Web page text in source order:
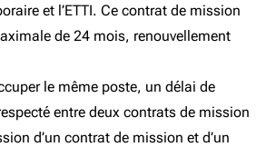
et l’ETTI. Ce contrat de mission
de 24 mois, renouvellement
le même poste, un délai de
entre deux contrats de mission
d’un contrat de mission et d’un